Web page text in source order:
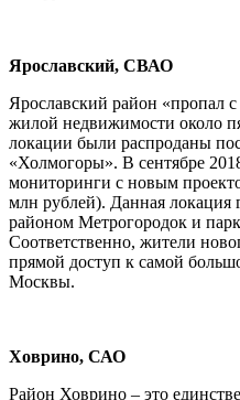
Ярославский, СВАО
Ярославский район «пропал
жилой недвижимости около
локации были распроданы
«Холмогоры». В сентябре
мониторинги с новым
млн рублей). Данная
районом Метрогородок и
Соответственно, жители
прямой доступ к самой
Москвы.
Ховрино, САО
Район Ховрино – это